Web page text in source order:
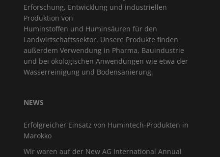
Erforschung, Entwicklung und industriellen
Produktion von
Huminstoffen und Huminsäuren für den
Landwirtschaftssektor. Unsere Produkte finden
außerdem Verwendung in Pharma, Bauindustrie
und bei ökologischen Anwendungen wie etwa der
Wasserreinigung und Bodensanierung.
NEWS
Erfolgreicher Einsatz von Humintech-Produkten in
Marokko
Wir waren auf der New AG International Annual